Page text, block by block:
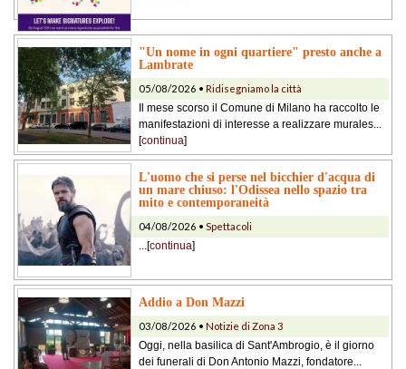
"Un nome in ogni quartiere" presto anche a
Lambrate
05/08/2026 • Ridisegniamo la città
Il mese scorso il Comune di Milano ha raccolto le
manifestazioni di interesse a realizzare murales...
[continua]
L'uomo che si perse nel bicchier d'acqua di
un mare chiuso: l'Odissea nello spazio tra
mito e contemporaneità
04/08/2026 • Spettacoli
...[continua]
Addio a Don Mazzi
03/08/2026 • Notizie di Zona 3
Oggi, nella basilica di Sant'Ambrogio, è il giorno
dei funerali di Don Antonio Mazzi, fondatore...